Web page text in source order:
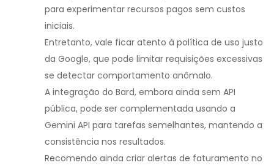
para experimentar recursos pagos sem custos
iniciais.
Entretanto, vale ficar atento à política de uso justo
da Google, que pode limitar requisições excessivas
se detectar comportamento anômalo.
A integração do Bard, embora ainda sem API
pública, pode ser complementada usando a
Gemini API para tarefas semelhantes, mantendo a
consistência nos resultados.
Recomendo ainda criar alertas de faturamento no